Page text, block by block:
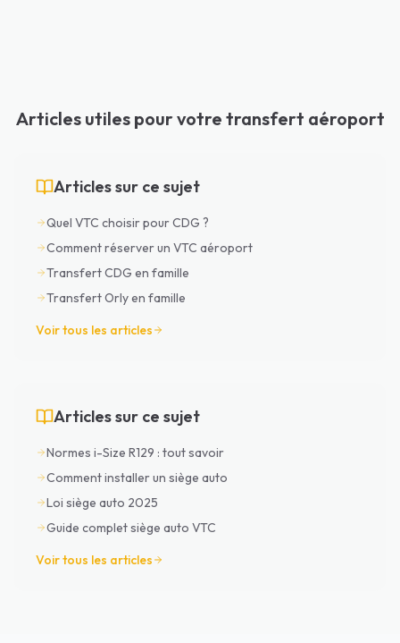
Articles utiles pour votre transfert aéroport
Articles sur ce sujet
Quel VTC choisir pour CDG ?
Comment réserver un VTC aéroport
Transfert CDG en famille
Transfert Orly en famille
Voir tous les articles
Articles sur ce sujet
Normes i-Size R129 : tout savoir
Comment installer un siège auto
Loi siège auto 2025
Guide complet siège auto VTC
Voir tous les articles